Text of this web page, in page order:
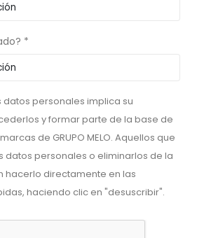
*
datos personales implica su
y formar parte de la base de
de GRUPO MELO. Aquellos que
datos personales o eliminarlos de la
hacerlo directamente en las
haciendo clic en "desuscribir".